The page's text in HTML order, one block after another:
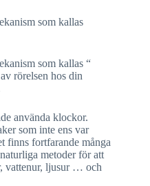
som kallas
som kallas “
rörelsen hos din
använda klockor.
som inte ens var
finns fortfarande många
metoder för att
vattenur, ljusur … och